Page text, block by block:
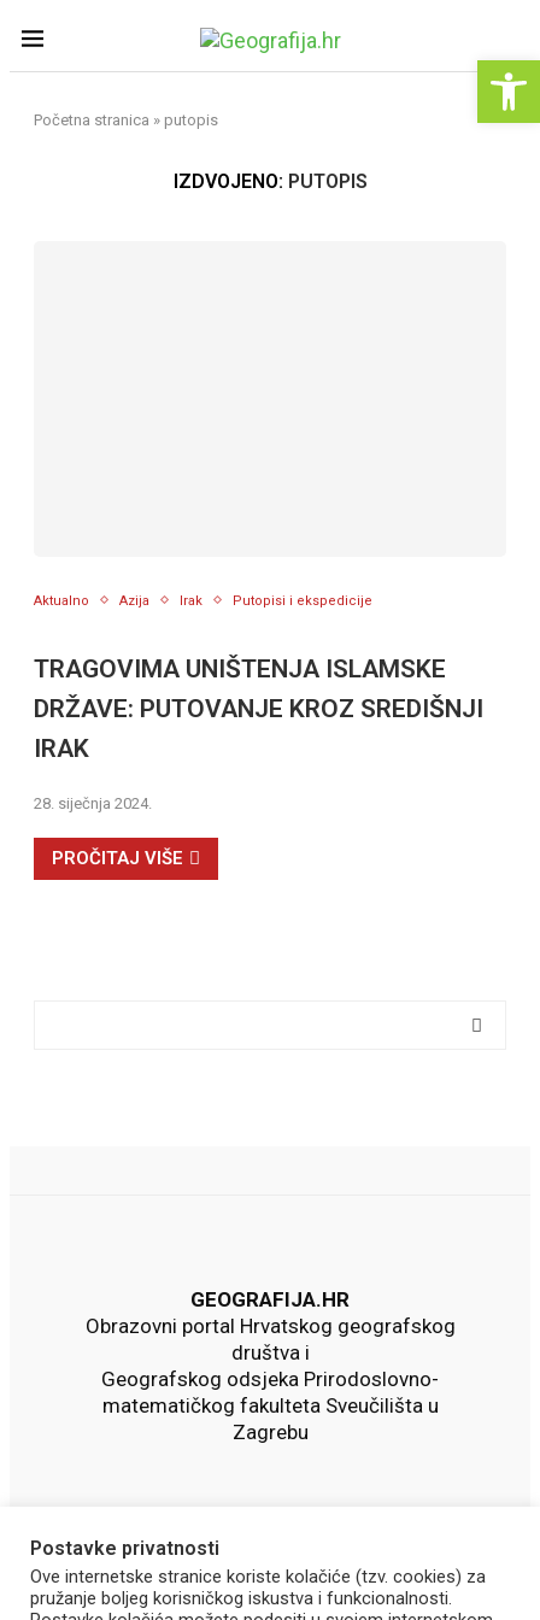
Početna stranica » putopis
IZDVOJENO: PUTOPIS
Aktualno Azija Irak Putopisi i ekspedicije
TRAGOVIMA UNIŠTENJA ISLAMSKE
DRŽAVE: PUTOVANJE KROZ SREDIŠNJI
IRAK
28. siječnja 2024.
PROČITAJ VIŠE
GEOGRAFIJA.HR
Obrazovni portal Hrvatskog geografskog
društva i
Geografskog odsjeka Prirodoslovno-
matematičkog fakulteta Sveučilišta u
Zagrebu
Postavke privatnosti
Ove internetske stranice koriste kolačiće (tzv. cookies) za
pružanje boljeg korisničkog iskustva i funkcionalnosti.